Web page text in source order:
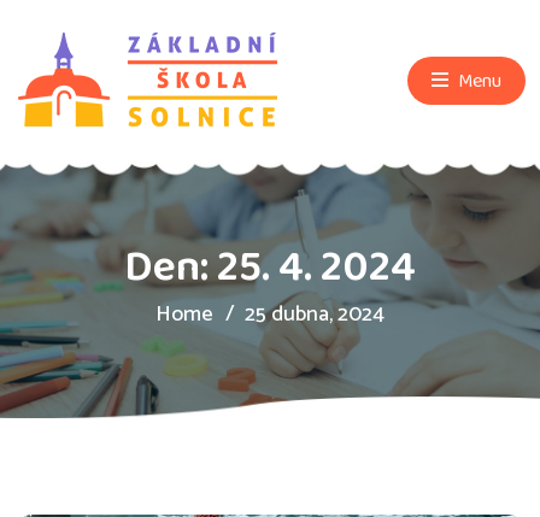
Menu
Den:25. 4. 2024
Home 25 dubna, 2024